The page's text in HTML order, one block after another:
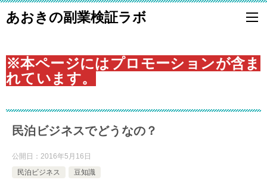
あおきの副業検証ラボ
※本ページにはプロモーションが含ま
れています。
民泊ビジネスでどうなの？
公開日： 2016年5月16日
民泊ビジネス
豆知識